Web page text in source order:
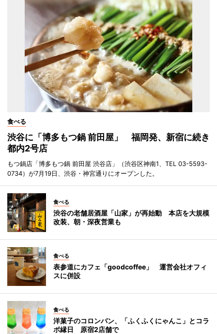
食べる
渋谷に「博多もつ鍋 前田屋」 福岡発、新宿に続き
都内2号店
もつ鍋店「博多もつ鍋 前田屋 渋谷店」（渋谷区神南1、TEL 03-5593-
0734）が7月19日、渋谷・神宮通りにオープンした。
食べる
渋谷の老舗居酒屋「山家」が再始動 本店を大規模
改装、朝・深夜営業も
食べる
表参道にカフェ「goodcoffee」 運営会社オフィ
スに併設
食べる
洋菓子のコロンバン、「ふくふくにゃんこ」とコラ
ボ縁日 原宿2店舗で